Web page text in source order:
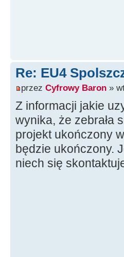
Re: EU4
przez Cyfrowy Baron »
Z informacji jakie
wynika, że zebrała
projekt ukończony
będzie ukończony.
niech się